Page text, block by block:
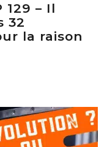
129 – Il
32
la raison